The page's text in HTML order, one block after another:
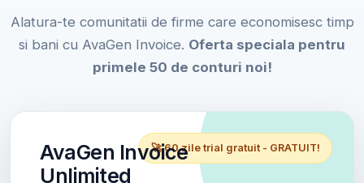
Alatura-te comunitatii de firme care economisesc timp
si bani cu AvaGen Invoice. Oferta speciala pentru
primele 50 de conturi noi!
🚀 60 zile trial gratuit - GRATUIT!
AvaGen Invoice
Unlimited